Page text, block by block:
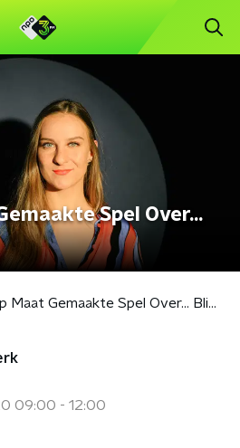
Spel Over...
Het Op Maat Gemaakte Spel Over... Blink-182
09:00 - 12:00